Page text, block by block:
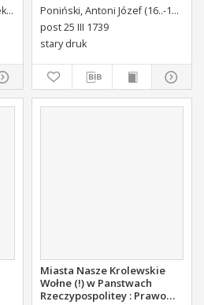
Karpowicz, Michał Franciszek (1744-1803)
Poniński, Antoni Józef (16..-1742).
post 25 III 1739
stary druk
Miasta Nasze Krolewskie
Wołne (!) w Panstwach
Rzeczypospolitey : Prawo